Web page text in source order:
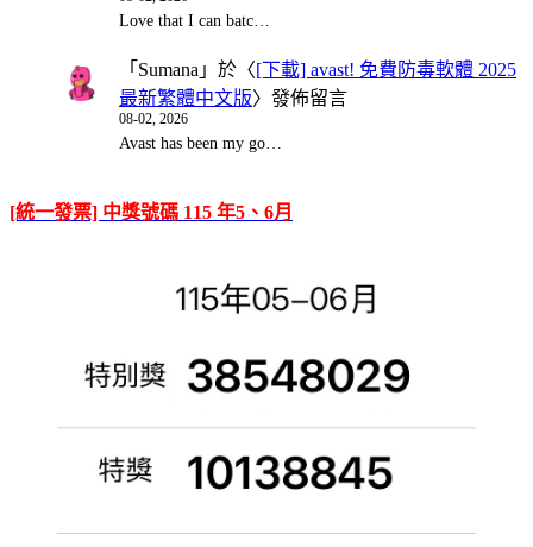
Love that I can batc…
「 Sumana 」於〈[下載] avast! 免費防毒軟體 2025
最新繁體中文版〉發佈留言
08-02, 2026
Avast has been my go…
[統一發票] 中獎號碼 115 年5、6月